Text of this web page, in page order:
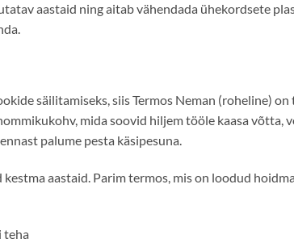
aastaid ning aitab vähendada ühekordsete
säilitamiseks, siis Termos Neman (roheline) on
mida soovid hiljem tööle kaasa võtta,
palume pesta käsipesuna.
aastaid. Parim termos, mis on loodud
teha